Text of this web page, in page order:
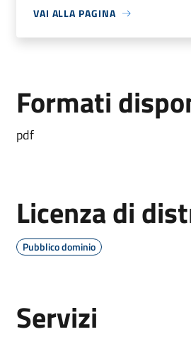
VAI ALLA PAGINA
Formati
pdf
Licenza di
Pubblico dominio
Servizi